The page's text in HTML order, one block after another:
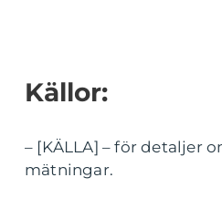
Källor:
– [KÄLLA] – för detaljer
mätningar.